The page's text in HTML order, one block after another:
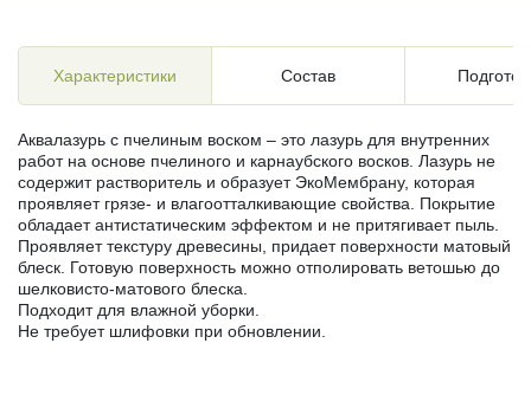
Характеристики Состав
Аквалазурь с пчелиным воском – это лазурь для внутренних
работ на основе пчелиного и карнаубского восков. Лазурь не
содержит растворитель и образует ЭкоМембрану, которая
проявляет грязе- и влагоотталкивающие свойства. Покрытие
обладает антистатическим эффектом и не притягивает пыль.
Проявляет текстуру древесины, придает поверхности матовый
блеск. Готовую поверхность можно отполировать ветошью до
шелковисто-матового блеска.
Подходит для влажной уборки.
Не требует шлифовки при обновлении.